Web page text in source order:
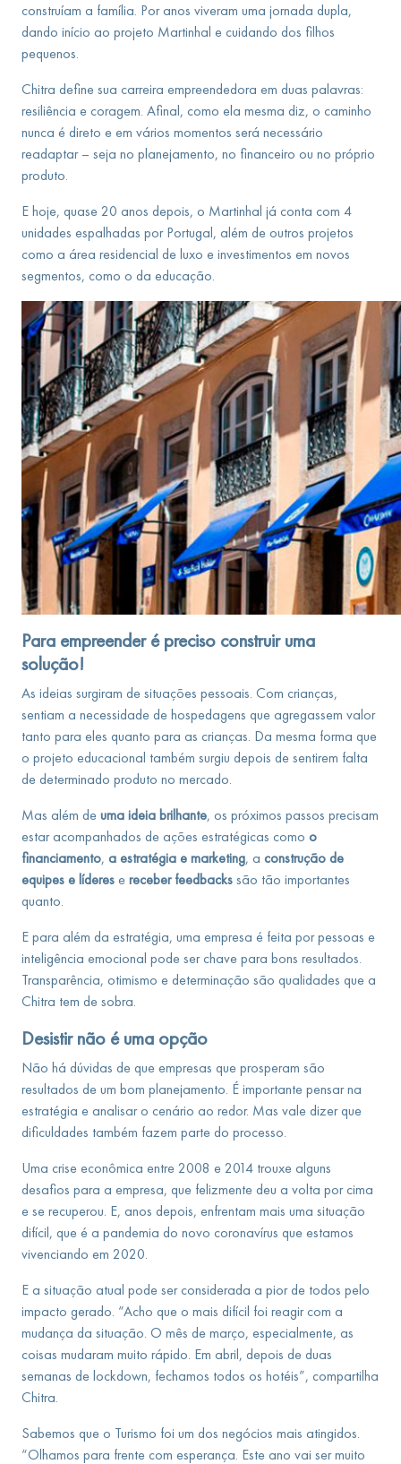
construíam a família. Por anos viveram uma jornada dupla,
dando início ao projeto Martinhal e cuidando dos filhos
pequenos.
Chitra define sua carreira empreendedora em duas palavras:
resiliência e coragem. Afinal, como ela mesma diz, o caminho
nunca é direto e em vários momentos será necessário
readaptar – seja no planejamento, no financeiro ou no próprio
produto.
E hoje, quase 20 anos depois, o Martinhal já conta com 4
unidades espalhadas por Portugal, além de outros projetos
como a área residencial de luxo e investimentos em novos
segmentos, como o da educação.
Para empreender é preciso construir uma
solução!
As ideias surgiram de situações pessoais. Com crianças,
sentiam a necessidade de hospedagens que agregassem valor
tanto para eles quanto para as crianças. Da mesma forma que
o projeto educacional também surgiu depois de sentirem falta
de determinado produto no mercado.
Mas além de uma ideia brilhante, os próximos passos precisam
estar acompanhados de ações estratégicas como o
financiamento, a estratégia e marketing, a construção de
equipes e líderes e receber feedbacks são tão importantes
quanto.
E para além da estratégia, uma empresa é feita por pessoas e
inteligência emocional pode ser chave para bons resultados.
Transparência, otimismo e determinação são qualidades que a
Chitra tem de sobra.
Desistir não é uma opção
Não há dúvidas de que empresas que prosperam são
resultados de um bom planejamento. É importante pensar na
estratégia e analisar o cenário ao redor. Mas vale dizer que
dificuldades também fazem parte do processo.
Uma crise econômica entre 2008 e 2014 trouxe alguns
desafios para a empresa, que felizmente deu a volta por cima
e se recuperou. E, anos depois, enfrentam mais uma situação
difícil, que é a pandemia do novo coronavírus que estamos
vivenciando em 2020.
E a situação atual pode ser considerada a pior de todos pelo
impacto gerado. “Acho que o mais difícil foi reagir com a
mudança da situação. O mês de março, especialmente, as
coisas mudaram muito rápido. Em abril, depois de duas
semanas de lockdown, fechamos todos os hotéis”, compartilha
Chitra.
Sabemos que o Turismo foi um dos negócios mais atingidos.
“Olhamos para frente com esperança. Este ano vai ser muito